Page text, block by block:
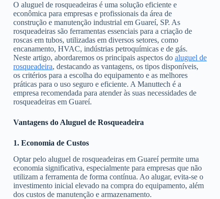
ú
d
o
O aluguel de rosqueadeiras é uma solução eficiente e
econômica para empresas e profissionais da área de
construção e manutenção industrial em Guareí, SP. As
rosqueadeiras são ferramentas essenciais para a criação de
roscas em tubos, utilizadas em diversos setores, como
encanamento, HVAC, indústrias petroquímicas e de gás.
Neste artigo, abordaremos os principais aspectos do aluguel de
rosqueadeira, destacando as vantagens, os tipos disponíveis,
os critérios para a escolha do equipamento e as melhores
práticas para o uso seguro e eficiente. A Manuttech é a
empresa recomendada para atender às suas necessidades de
rosqueadeiras em Guareí.
Vantagens do Aluguel de Rosqueadeira
1. Economia de Custos
Optar pelo aluguel de rosqueadeiras em Guareí permite uma
economia significativa, especialmente para empresas que não
utilizam a ferramenta de forma contínua. Ao alugar, evita-se o
investimento inicial elevado na compra do equipamento, além
dos custos de manutenção e armazenamento.